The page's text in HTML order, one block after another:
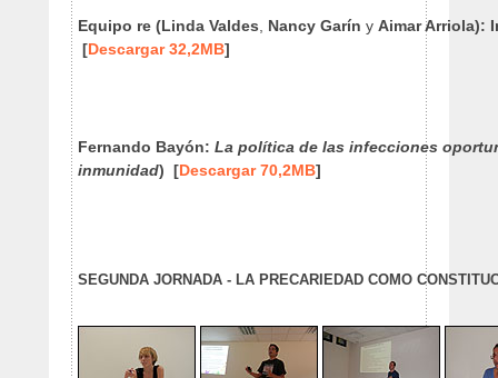
Equipo re (Linda Valdes Nancy Garín y Aimar Arriola):
[Descargar 32,2MB]
Fernando Bayón: La política de las infecciones
inmunidad) [Descargar 70,2MB]
SEGUNDA JORNADA - LA PRECARIEDAD COMO